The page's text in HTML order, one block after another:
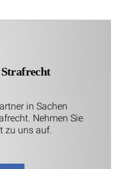
in Sachen
Nehmen Sie
zu uns auf.